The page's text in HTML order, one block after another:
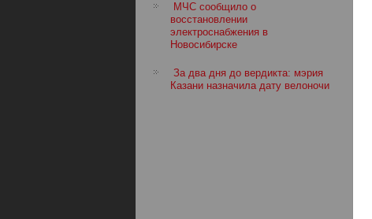
МЧС сообщило о
восстановлении
электроснабжения в
Новосибирске
За два дня до вердикта: мэрия
Казани назначила дату велоночи